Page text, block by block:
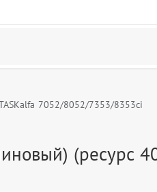
7052/8052/7353/8353ci
(ресурс